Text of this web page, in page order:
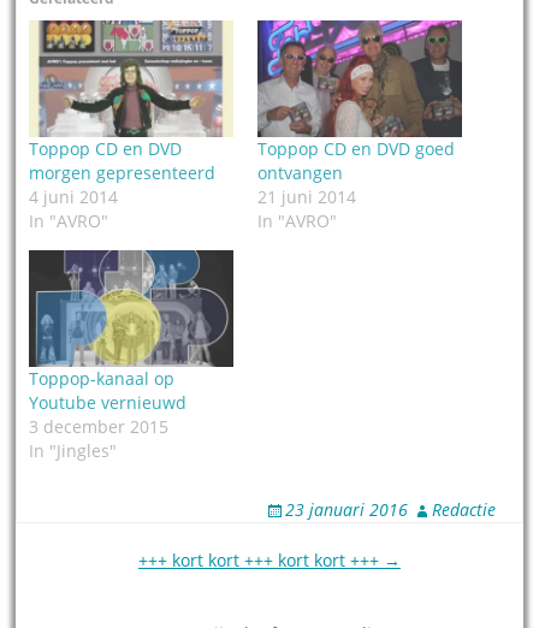
Toppop CD en DVD
morgen gepresenteerd
4 juni 2014
In "AVRO"
Toppop CD en DVD goed
ontvangen
21 juni 2014
In "AVRO"
Toppop-kanaal op
Youtube vernieuwd
3 december 2015
In "Jingles"
23 januari 2016 Redactie
+++ kort kort +++ kort kort +++ →